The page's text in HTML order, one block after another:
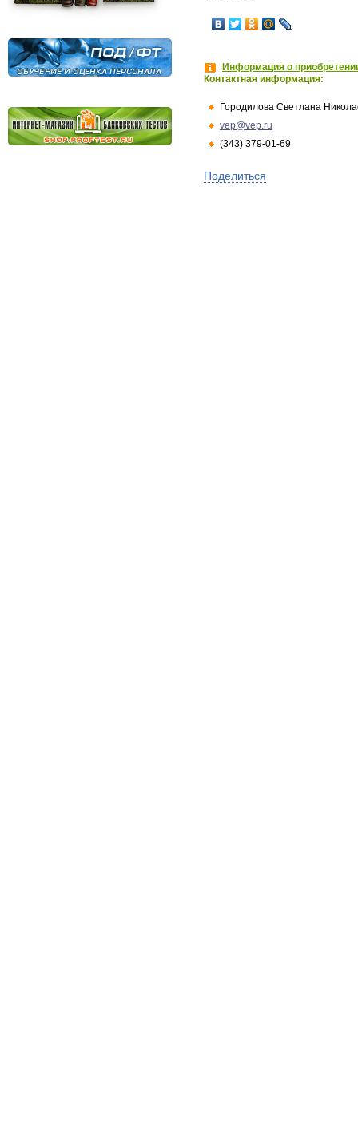
Информация о
Контактная информация:
Городилова Светлана
vep@vep.ru
(343) 379-01-69
Поделиться